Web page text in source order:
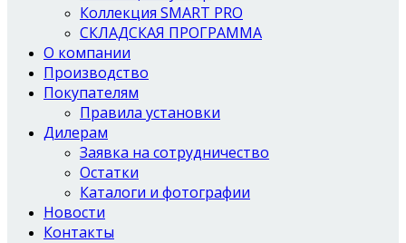
Коллекция SMART PRO
СКЛАДСКАЯ ПРОГРАММА
О компании
Производство
Покупателям
Правила установки
Дилерам
Заявка на сотрудничество
Остатки
Каталоги и фотографии
Новости
Контакты